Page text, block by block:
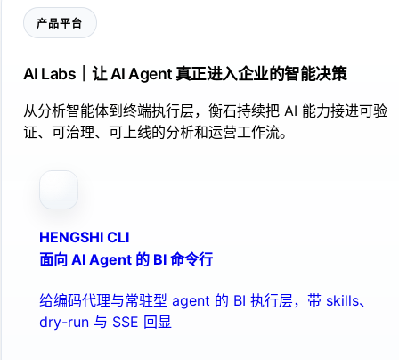
产品平台
AI Labs｜让 AI Agent 真正进入企业的智能决策
从分析智能体到终端执行层，衡石持续把 AI 能力接进可验
证、可治理、可上线的分析和运营工作流。
HENGSHI CLI
面向 AI Agent 的 BI 命令行
给编码代理与常驻型 agent 的 BI 执行层，带 skills、
dry-run 与 SSE 回显